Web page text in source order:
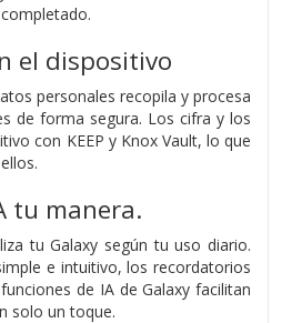
el dispositivo
personales recopila y procesa
de forma segura. Los cifra y los
con KEEP y Knox Vault, lo que
tu manera.
tu Galaxy según tu uso diario.
e intuitivo, los recordatorios
de IA de Galaxy facilitan
solo un toque.